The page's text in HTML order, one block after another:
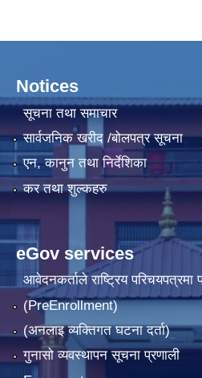
Notices
सूचना तथा समाचार
सार्वजनिक खरीद /बोलपत्र सूचना
एन, कानुन तथा निर्देशिका
कर तथा शुल्कहरु
eGov services
आवेदनकर्ताले राष्‍ट्रिय परिचयपत्रमा
(PreEnrollment)
(अनलाइ व्यक्तिगत घटना दर्ता)
गुनासो व्यवस्थापन सूचना प्रणाली